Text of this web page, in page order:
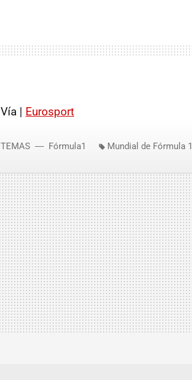
Vía | Eurosport
TEMAS Fórmula1 Mundial de Fórmula 1